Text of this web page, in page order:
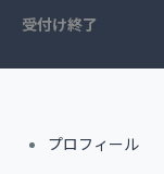
受付け終了
プロフィール